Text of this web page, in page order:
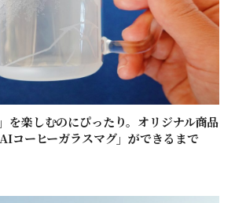
を楽しむのにぴったり。オリジナル商品
コーヒーガラスマグ」ができるまで